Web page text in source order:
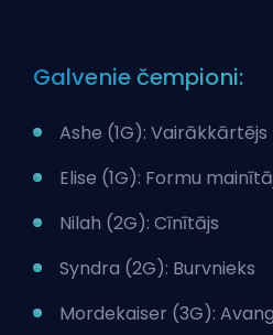
Galvenie čempioni:
Ashe (1G):
Elise (1G): Formu
Nilah (2G): Cīnītājs
Syndra (2G): Burvnieks
Mordekaiser (3G):